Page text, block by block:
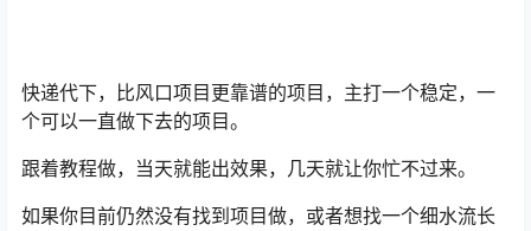
快递代下，比风口项目更靠谱的项目，主打一个稳定，一
个可以一直做下去的项目。
跟着教程做，当天就能出效果，几天就让你忙不过来。
如果你目前仍然没有找到项目做，或者想找一个细水流长